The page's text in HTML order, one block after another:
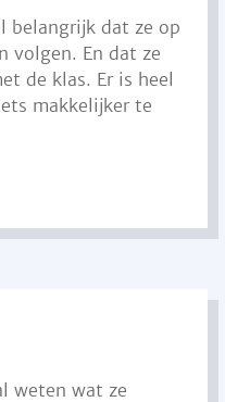
belangrijk dat ze op
volgen. En dat ze
de klas. Er is heel
makkelijker te
weten wat ze